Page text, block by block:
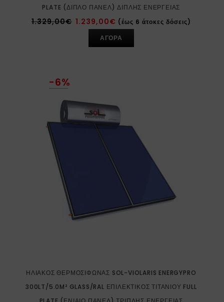
PLATE (ΔΙΠΛΌ ΠΆΝΕΛ) ΔΙΠΛΉΣ ΕΝΈΡΓΕΙΑΣ
1.329,00€ 1.239,00€ (έως 6 άτοκες δόσεις)
ΑΓΟΡΑ
-6%
ΗΛΙΑΚΌΣ ΘΕΡΜΟΣΊΦΩΝΑΣ SOL-VIOLARIS ENERGYPRO
300LT/5.0M² GLASS/RAL ΕΠΙΛΕΚΤΙΚΌΣ ΤΙΤΑΝΊΟΥ FULL